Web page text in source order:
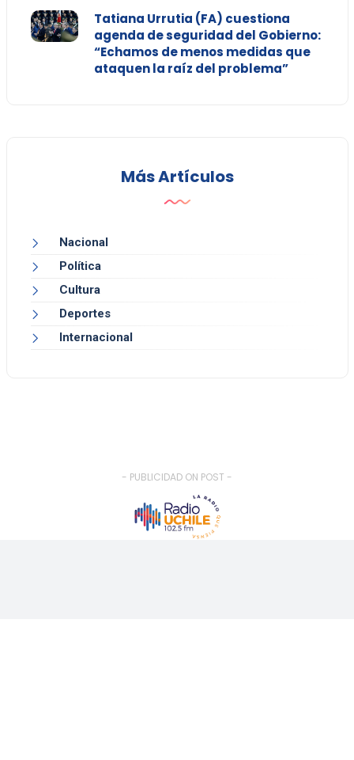
Tatiana Urrutia (FA) cuestiona
agenda de seguridad del Gobierno:
“Echamos de menos medidas que
ataquen la raíz del problema”
Más Artículos
Nacional
Política
Cultura
Deportes
Internacional
- PUBLICIDAD ON POST -